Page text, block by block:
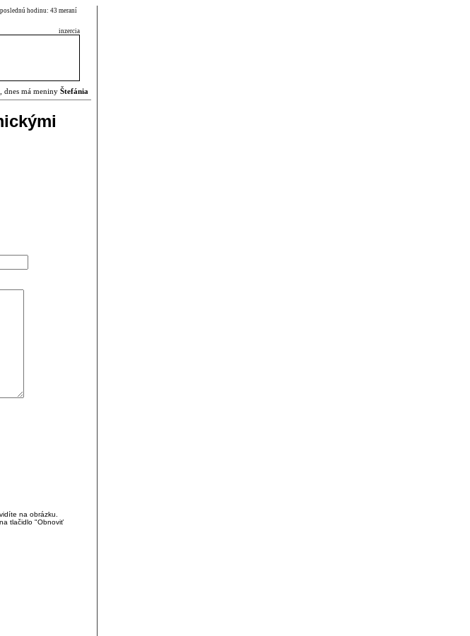
hodinu: 43 meraní
inzercia
dnes má meniny Štefánia
na obrázku.
tlačidlo "Obnoviť